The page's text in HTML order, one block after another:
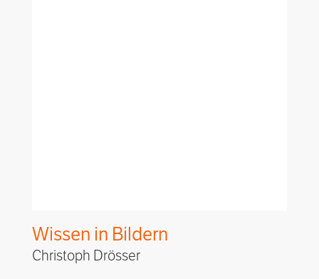
Wissen in Bildern
Christoph Drösser